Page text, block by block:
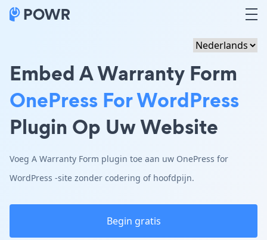
Embed A Warranty Form
OnePress For WordPress
Plugin Op Uw Website
Voeg A Warranty Form plugin toe aan uw OnePress for
WordPress -site zonder codering of hoofdpijn.
Begin gratis